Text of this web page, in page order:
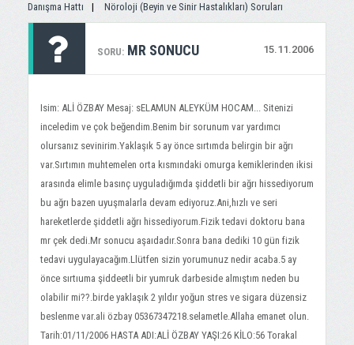
Danışma Hattı Nöroloji (Beyin ve Sinir Hastalıkları) Soruları
SORU: 15.11.2006
MR SONUCU
Isim: ALİ ÖZBAY Mesaj: sELAMUN ALEYKÜM HOCAM... Sitenizi
inceledim ve çok beğendim.Benim bir sorunum var yardımcı
olursanız sevinirim.Yaklaşık 5 ay önce sırtımda belirgin bir ağrı
var.Sırtımın muhtemelen orta kısmındaki omurga kemiklerinden ikisi
arasında elimle basınç uyguladığımda şiddetli bir ağrı hissediyorum
bu ağrı bazen uyuşmalarla devam ediyoruz.Ani,hızlı ve seri
hareketlerde şiddetli ağrı hissediyorum.Fizik tedavi doktoru bana
mr çek dedi.Mr sonucu aşaıdadır.Sonra bana dediki 10 gün fizik
tedavi uygulayacağım.Llütfen sizin yorumunuz nedir acaba.5 ay
önce sırtıuma şiddeetli bir yumruk darbeside almıştım neden bu
olabilir mi??.birde yaklaşık 2 yıldır yoğun stres ve sigara düzensiz
beslenme var.ali özbay 05367347218.selametle.Allaha emanet olun.
Tarih:01/11/2006 HASTA ADI:ALİ ÖZBAY YAŞI:26 KİLO:56 Torakal